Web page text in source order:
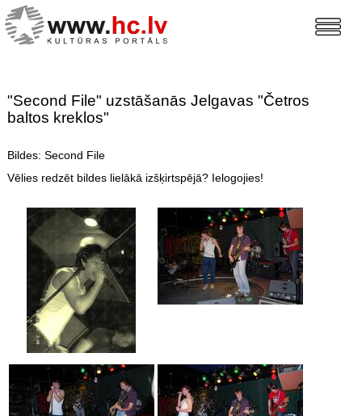
"Second File" uzstāšanās Jelgavas "Četros
baltos kreklos"
Bildes: Second File
Vēlies redzēt bildes lielākā izšķirtspējā? Ielogojies!